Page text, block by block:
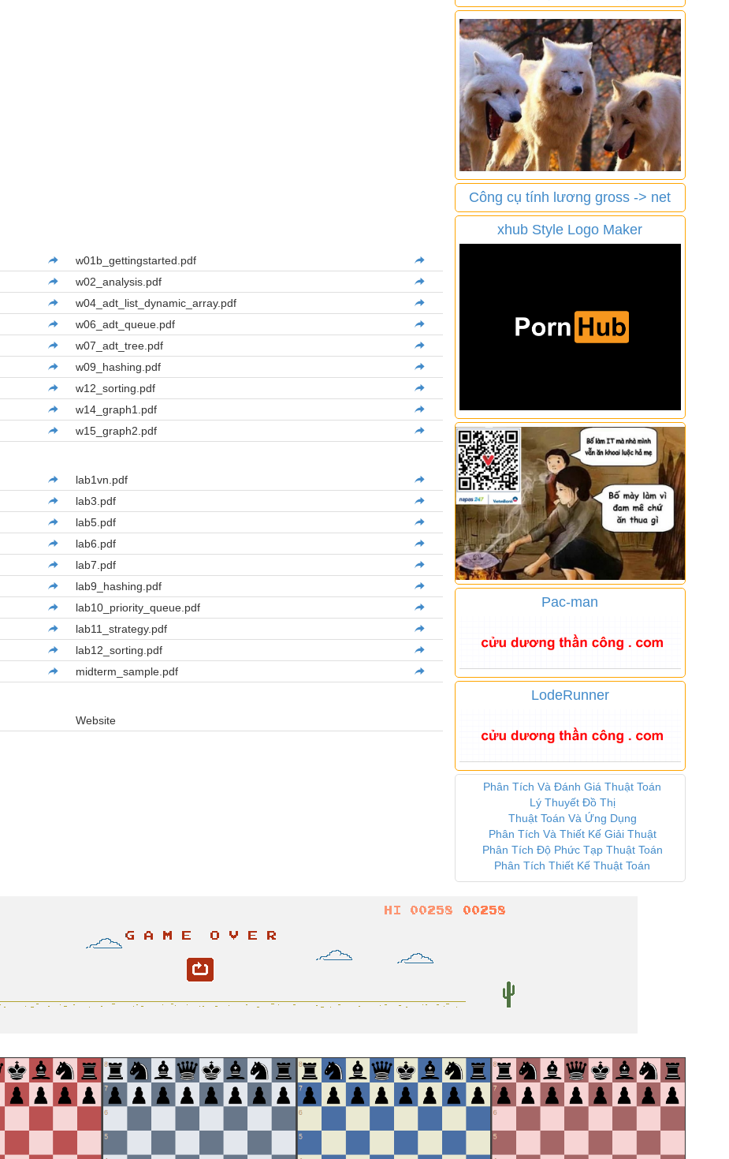
w01b_gettingstarted.pdf
w02_analysis.pdf
w04_adt_list_dynamic_array.pdf
w06_adt_queue.pdf
w07_adt_tree.pdf
w09_hashing.pdf
w12_sorting.pdf
w14_graph1.pdf
w15_graph2.pdf
lab1vn.pdf
lab3.pdf
lab5.pdf
lab6.pdf
lab7.pdf
lab9_hashing.pdf
lab10_priority_queue.pdf
lab11_strategy.pdf
lab12_sorting.pdf
midterm_sample.pdf
Website
Công cụ tính lương gross -> net
xhub Style Logo Maker
Pac-man
LodeRunner
Phân Tích Và Đánh Giá Thuật Toán
Lý Thuyết Đồ Thị
Thuật Toán Và Ứng Dụng
Phân Tích Và Thiết Kế Giải Thuật
Phân Tích Độ Phức Tạp Thuật Toán
Phân Tích Thiết Kế Thuật Toán